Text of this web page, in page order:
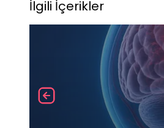
İlgili İçerikler